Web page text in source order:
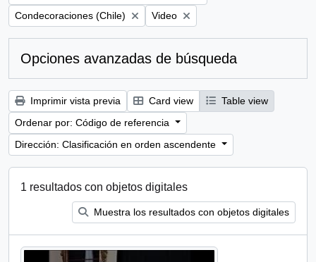
Remove filter:
Condecoraciones (Chile) Remove filter:
Video
Opciones avanzadas de búsqueda
Imprimir vista previa Card view
Table view
Ordenar por: Código de referencia
Dirección: Clasificación en orden ascendente
1 resultados con objetos digitales
Muestra los resultados con objetos digitales